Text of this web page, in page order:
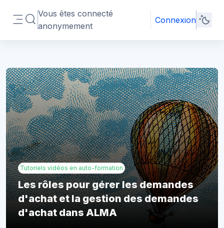
Panneau latéral
Activer/désactiver la saisie de recherche
Vous êtes connecté
anonymement
Connexion
Tutoriels vidéos en auto-formation
Les rôles pour gérer les demandes
d'achat et la gestion des demandes
d'achat dans ALMA